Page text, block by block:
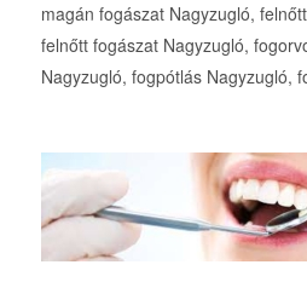
magán fogászat Nagyzugló,
felnőtt fogászat Nagyzugló,
Nagyzugló, fogpótlás Nagyzugló,